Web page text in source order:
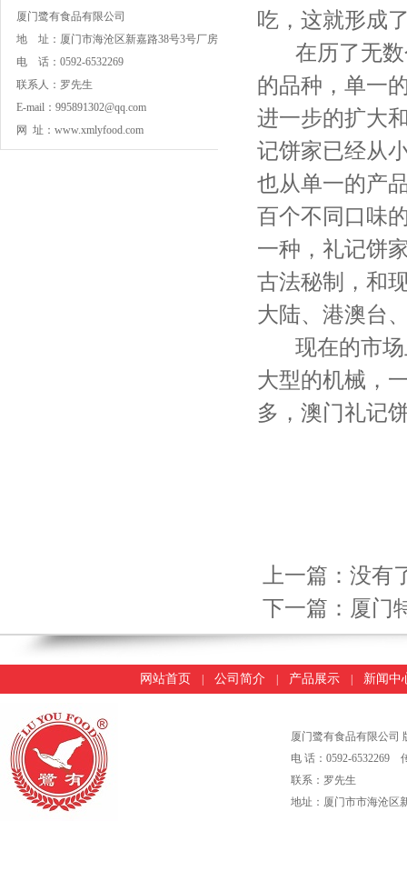
厦门鹭有食品有限公司
地 址：厦门市海沧区新嘉路38号3号厂房四楼东边
电 话：0592-6532269
联系人：罗先生
E-mail：995891302@qq.com
网 址： www.xmlyfood.com
吃，这就形成
在历了无数
的品种，单一
进一步的扩大
记饼家已经从
也从单一的产
百个不同口味
一种，礼记饼
古法秘制，和
大陆、港澳台
现在的市场
大型的机械，
多，澳门礼记
上一篇：没有
下一篇： 厦门
网站首页 公司简介 产品展示| 新闻中
厦门鹭有食品有限公司
电 话：0592-6532269
联系：罗先生
地址：厦门市市海沧区